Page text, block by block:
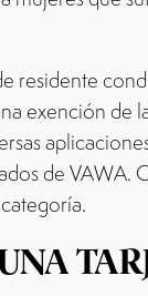
residente
exención
de